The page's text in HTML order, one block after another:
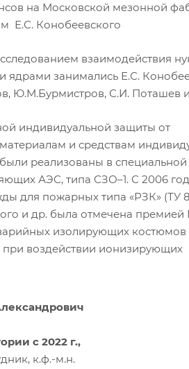
на Московской мезонной
Е.С. Конобеевского
взаимодействия
занимались Е.С.
Ю.М.Бурмистров, С.И. Поташев
индивидуальной защиты от
и средствам
реализованы в специальной
АЭС, типа СЗО–1. С 2006
для пожарных типа «РЗК» (ТУ
и др. была отмечена
изолирующих костюмов
воздействии ионизирующих
с 2022 г.,
к.ф.-м.н.